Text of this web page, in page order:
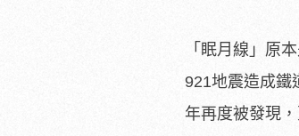
「眠月線」原
921地震造成鐵
年再度被發現